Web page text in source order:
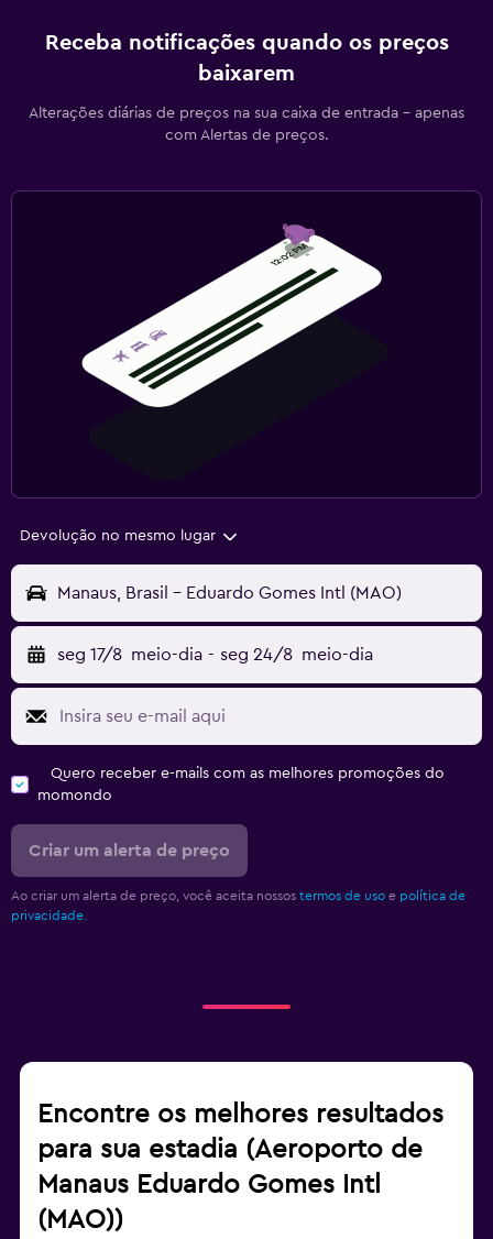
Receba notificações quando os preços
baixarem
Alterações diárias de preços na sua caixa de entrada - apenas
com Alertas de preços.
Devolução no mesmo lugar
Manaus, Brasil - Eduardo Gomes Intl (MAO)
seg 17/8 meio-dia - seg 24/8 meio-dia
Quero receber e-mails com as melhores promoções do
momondo
Criar um alerta de preço
Ao criar um alerta de preço, você aceita nossos termos de uso e política de
privacidade.
Encontre os melhores resultados
para sua estadia (Aeroporto de
Manaus Eduardo Gomes Intl
(MAO))